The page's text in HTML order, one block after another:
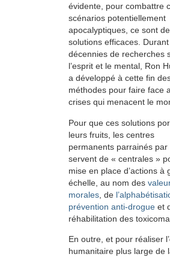
évidente, pour combattre
scénarios potentiellement
apocalyptiques, ce sont
solutions efficaces.
décennies de recherches
l’esprit et le mental, Ron
a développé à cette fin
méthodes pour faire face
crises qui menacent le
Pour que ces solutions
leurs fruits, les centres
permanents parrainés par
servent de « centrales »
mise en place d’actions à
échelle, au nom des
morales , de
prévention anti-drogue et
réhabilitation des
En outre, et pour réaliser
humanitaire plus large de